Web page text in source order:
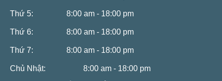
Thứ 5: 8:00 am - 18:00 pm
Thứ 6: 8:00 am - 18:00 pm
Thứ 7: 8:00 am - 18:00 pm
Chủ Nhật: 8:00 am - 18:00 pm